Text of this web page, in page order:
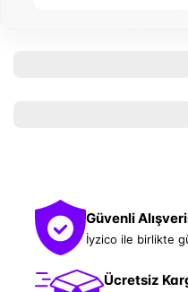
Güvenli
İyzico ile birlikte
Ücretsiz